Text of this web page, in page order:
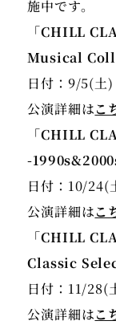
「CHILL
日付：9/5(土
公演詳細はこ
「CHILL
-
日付：10/24(
公演詳細はこ
「CHILL
日付：11/28(
公演詳細はこ